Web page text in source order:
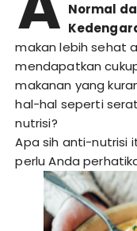
Normal
makan lebih sehat
mendapatkan
makanan yang
hal-hal seperti
nutrisi?
Apa sih anti-nutrisi
perlu Anda